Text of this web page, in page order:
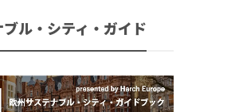
ブル・シティ・ガイド